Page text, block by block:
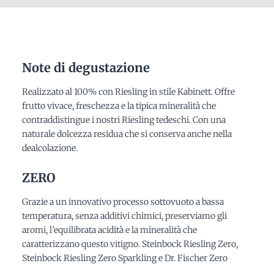
Note di degustazione
Realizzato al 100% con Riesling in stile Kabinett. Offre
frutto vivace, freschezza e la tipica mineralità che
contraddistingue i nostri Riesling tedeschi. Con una
naturale dolcezza residua che si conserva anche nella
dealcolazione.
ZERO
Grazie a un innovativo processo sottovuoto a bassa
temperatura, senza additivi chimici, preserviamo gli
aromi, l’equilibrata acidità e la mineralità che
caratterizzano questo vitigno. Steinbock Riesling Zero,
Steinbock Riesling Zero Sparkling e Dr. Fischer Zero